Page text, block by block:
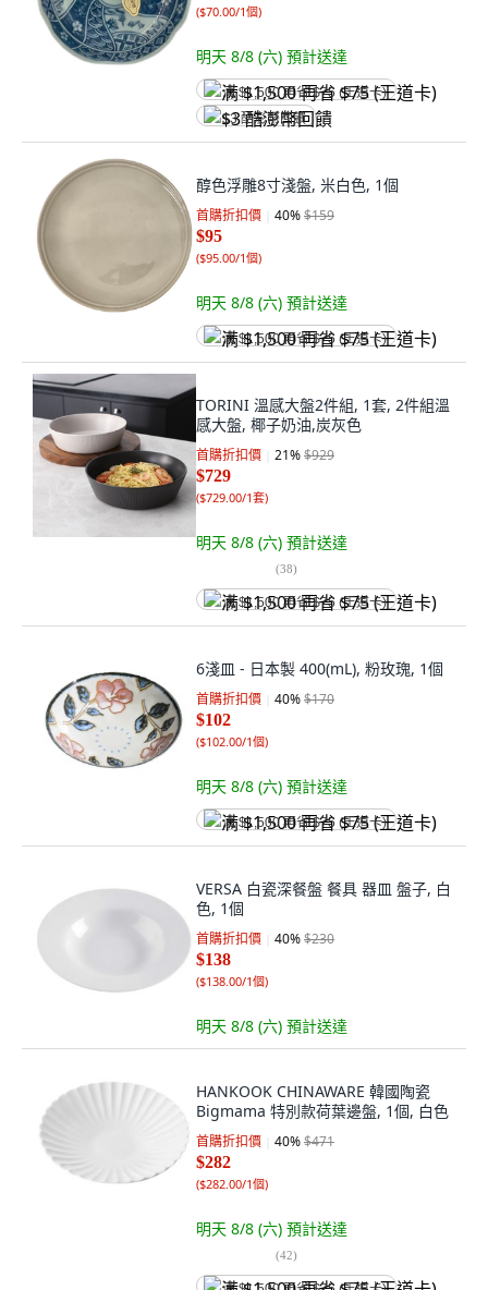
($70.00/1個)
明天 8/8 (六) 預計送達
满 $1,500 再省 $75 (王道卡)
$3 酷澎幣回饋
醇色浮雕8寸淺盤, 米白色, 1個
首購折扣價 40%$159
$95
($95.00/1個)
明天 8/8 (六) 預計送達
满 $1,500 再省 $75 (王道卡)
TORINI 溫感大盤2件組, 1套, 2件組溫
感大盤, 椰子奶油,炭灰色
首購折扣價 21%$929
$729
($729.00/1套)
明天 8/8 (六) 預計送達
(38)
满 $1,500 再省 $75 (王道卡)
6淺皿 - 日本製 400(mL), 粉玫瑰, 1個
首購折扣價 40%$170
$102
($102.00/1個)
明天 8/8 (六) 預計送達
满 $1,500 再省 $75 (王道卡)
VERSA 白瓷深餐盤 餐具 器皿 盤子, 白
色, 1個
首購折扣價 40%$230
$138
($138.00/1個)
明天 8/8 (六) 預計送達
HANKOOK CHINAWARE 韓國陶瓷
Bigmama 特別款荷葉邊盤, 1個, 白色
首購折扣價 40%$471
$282
($282.00/1個)
明天 8/8 (六) 預計送達
(42)